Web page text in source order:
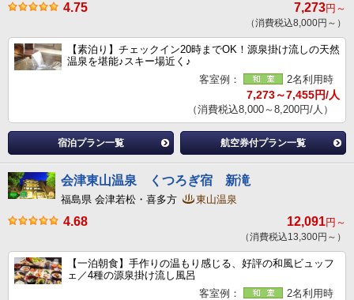
4.75 7,273円～
（消費税込8,000円～）
【素泊り】チェックイン20時までOK！源泉掛け流しの天然
温泉を堪能♪スキー場近く♪
客室例：
2名利用時
7,273～7,455円/人
（消費税込8,000～8,200円/人）
宿泊プラン一覧 航空券付プラン一覧
会津東山温泉 くつろぎ宿 新滝
福島県 会津若松・喜多方 東山温泉
4.68 12,091円～
（消費税込13,300円～）
【一泊朝食】手作りの温もり感じる、好評の和風ビュッフ
ェ／4種の源泉掛け流し風呂
客室例：
2名利用時